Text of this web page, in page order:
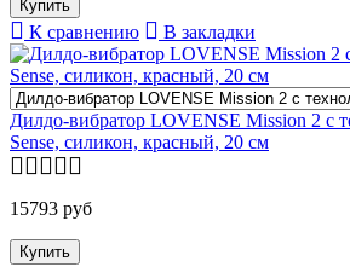
К сравнению В закладки
Дилдо-вибратор LOVENSE Mission 2 с
Sense, силикон, красный, 20 см
15793 руб